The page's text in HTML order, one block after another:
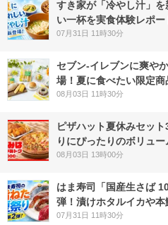
すき家が「冷やし汁」
い一杯を実食体験レポー
07月31日 11時30分
セブン‐イレブンに爽や
場！夏に食べたい限定商
08月03日 11時30分
ピザハット夏休みセッ
りにぴったりのボリュ
08月03日 13時00分
はま寿司「国産生さば
弾！漬けホタルイカや
07月31日 11時30分